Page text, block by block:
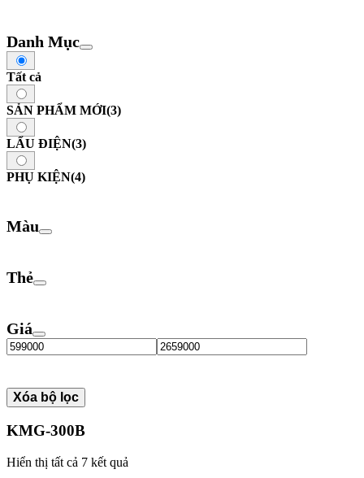
Danh Mục
Tất cả
SẢN PHẨM MỚI(3)
LẨU ĐIỆN(3)
PHỤ KIỆN(4)
Màu
Thẻ
Giá
Xóa bộ lọc
KMG-300B
Hiển thị tất cả 7 kết quả